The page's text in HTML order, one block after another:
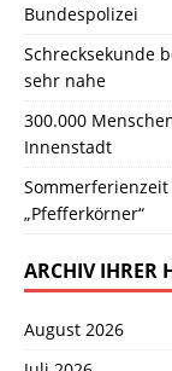
Bundespolizei
Schrecksekunde
sehr nahe
300.000
Innenstadt
„Pfefferkörner“
ARCHIV IHRER
August 2026